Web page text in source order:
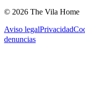
© 2026 The Vila Home
Aviso legalPrivacidad
denuncias